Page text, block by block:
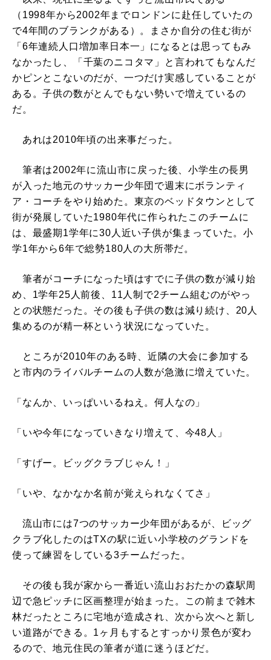
（1998年から2002年までロンドンに赴任していたの
で4年間のブランクがある）。まさか自分の住む街が
「6年連続人口増加率日本一」になるとは思ってもみ
なかったし、「千葉のニコタマ」と言われてもなんだ
かピンとこないのだが、一つだけ実感していることが
ある。子供の数がとんでもない勢いで増えているの
だ。
あれは2010年頃の出来事だった。
筆者は2002年に流山市に戻った後、小学生の長男
が入った地元のサッカー少年団で週末にボランティ
ア・コーチをやり始めた。東京のベッドタウンとして
街が発展していた1980年代に作られたこのチームに
は、最盛期1学年に30人近い子供が集まっていた。小
学1年から6年で総勢180人の大所帯だ。
筆者がコーチになった頃はすでに子供の数が減り始
め、1学年25人前後、11人制で2チーム組むのがやっ
との状態だった。その後も子供の数は減り続け、20人
集めるのが精一杯という状況になっていた。
ところが2010年のある時、近隣の大会に参加する
と市内のライバルチームの人数が急激に増えていた。
「なんか、いっぱいいるねえ。何人なの」
「いや今年になっていきなり増えて、今48人」
「すげー。ビッグクラブじゃん！」
「いや、なかなか名前が覚えられなくてさ」
流山市には7つのサッカー少年団があるが、ビッグ
クラブ化したのはTXの駅に近い小学校のグランドを
使って練習をしている3チームだった。
その後も我が家から一番近い流山おおたかの森駅周
辺で急ピッチに区画整理が始まった。この前まで雑木
林だったところに宅地が造成され、次から次へと新し
い道路ができる。1ヶ月もするとすっかり景色が変わ
るので、地元住民の筆者が道に迷うほどだ。